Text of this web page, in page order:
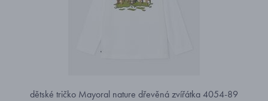
dětské tričko Mayoral nature dřevěná zvířátka 4054-89